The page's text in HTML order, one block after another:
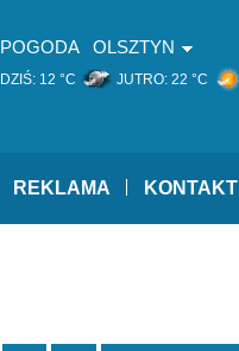
POGODA OLSZTYN
DZIŚ: 12 °C JUTRO: 22 °C
REKLAMA KONTAKT